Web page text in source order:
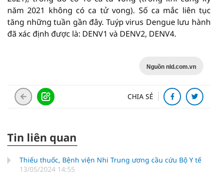
năm 2021 không có ca tử vong). Số ca mắc liên tục
tăng những tuần gần đây. Tuýp virus Dengue lưu hành
đã xác định được là: DENV1 và DENV2, DENV4.
Nguồn nld.com.vn
CHIA SẺ
Tin liên quan
Thiếu thuốc, Bệnh viện Nhi Trung ương cầu cứu Bộ Y tế
13/05/2024 14:55